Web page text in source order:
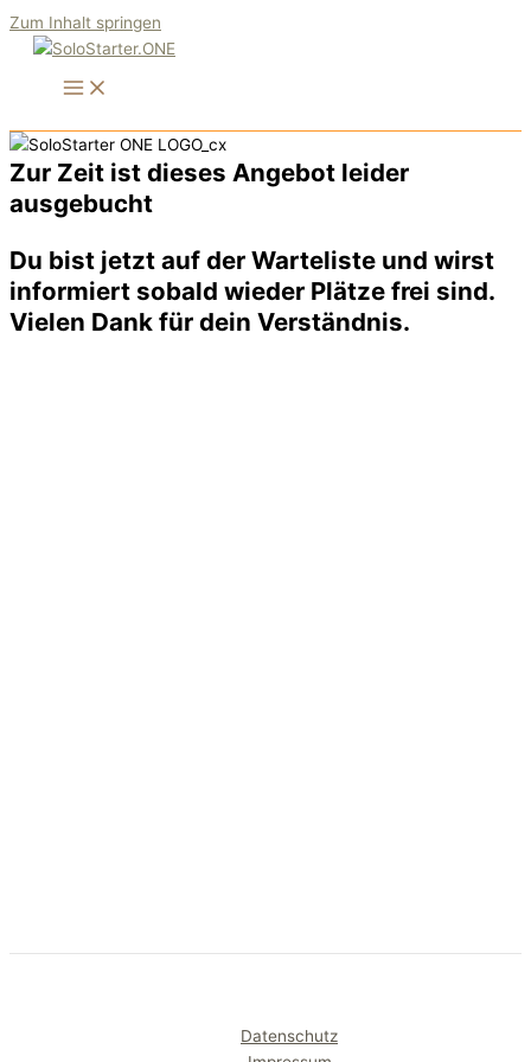
Zum Inhalt springen
Zur Zeit ist dieses Angebot leider
ausgebucht
Du bist jetzt auf der Warteliste und wirst
informiert sobald wieder Plätze frei sind.
Vielen Dank für dein Verständnis.
Datenschutz